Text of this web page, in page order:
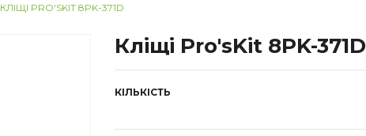
КЛІЩІ PRO'SKIT 8PK-371D
Кліщі Pro'sKit 8PK-371D
КІЛЬКІСТЬ